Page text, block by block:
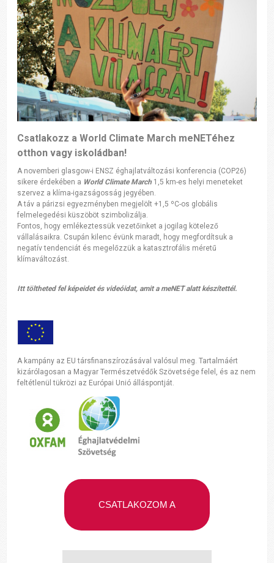
Csatlakozz aWorld Climate March meNETéhez
otthon vagy iskoládban!
A novemberi glasgow-i ENSZ éghajlatváltozási konferencia (COP26)
sikere érdekében a World Climate March 1,5 km-es helyi meneteket
szervez a klíma-igazságosság jegyében.
A táv a párizsi egyezményben megjelölt +1,5 ºC-os globális
felmelegedési küszöböt szimbolizálja.
Fontos, hogy emlékeztessük vezetőinket a jogilag kötelező
vállalásaikra. Csupán kilenc évünk maradt, hogy megfordítsuk a
negatív tendenciát és megelőzzük a katasztrofális méretű
klímaváltozást.
Itt töltheted fel képeidet és videóidat, amit a meNET alatt készítettél.
A kampány az EU társfinanszírozásával valósul meg. Tartalmáért
kizárólagosan a Magyar Természetvédők Szövetsége felel, és az nem
feltétlenül tükrözi az Európai Unió álláspontját.
CSATLAKOZOM A